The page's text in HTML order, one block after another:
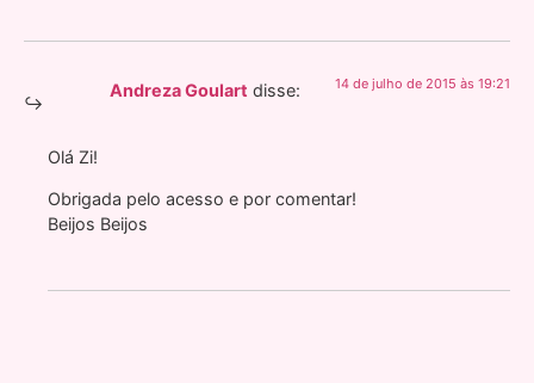
Andreza Goulart disse: 14 de julho de 2015 às 19:21
Olá Zi!
Obrigada pelo acesso e por comentar!
Beijos Beijos